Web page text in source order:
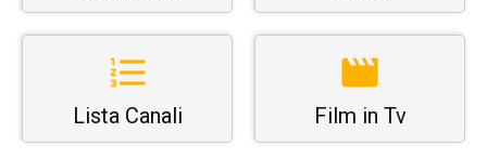
Lista Canali Film in Tv